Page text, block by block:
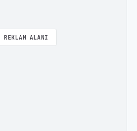
REKLAM ALANI